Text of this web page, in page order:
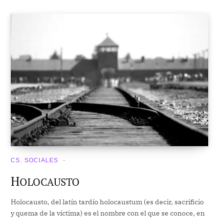
CS. SOCIALES
HOLOCAUSTO
Holocausto, del latín tardío holocaustum (es decir, sacrificio
y quema de la víctima) es el nombre con el que se conoce, en